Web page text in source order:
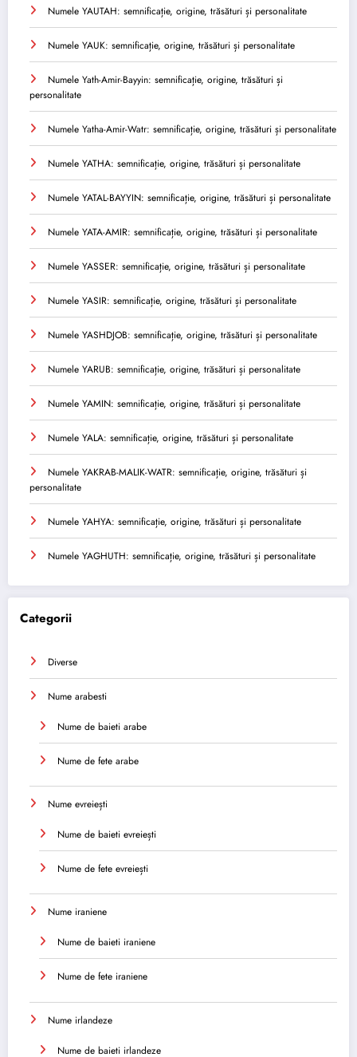
Numele YAUTAH: semnificație, origine, trăsături și personalitate
Numele YAUK: semnificație, origine, trăsături și personalitate
Numele Yath-Amir-Bayyin: semnificație, origine, trăsături și
personalitate
Numele Yatha-Amir-Watr: semnificație, origine, trăsături și personalitate
Numele YATHA: semnificație, origine, trăsături și personalitate
Numele YATAL-BAYYIN: semnificație, origine, trăsături și personalitate
Numele YATA-AMIR: semnificație, origine, trăsături și personalitate
Numele YASSER: semnificație, origine, trăsături și personalitate
Numele YASIR: semnificație, origine, trăsături și personalitate
Numele YASHDJOB: semnificație, origine, trăsături și personalitate
Numele YARUB: semnificație, origine, trăsături și personalitate
Numele YAMIN: semnificație, origine, trăsături și personalitate
Numele YALA: semnificație, origine, trăsături și personalitate
Numele YAKRAB-MALIK-WATR: semnificație, origine, trăsături și
personalitate
Numele YAHYA: semnificație, origine, trăsături și personalitate
Numele YAGHUTH: semnificație, origine, trăsături și personalitate
Categorii
Diverse
Nume arabesti
Nume de baieti arabe
Nume de fete arabe
Nume evreiești
Nume de baieti evreiești
Nume de fete evreiești
Nume iraniene
Nume de baieti iraniene
Nume de fete iraniene
Nume irlandeze
Nume de baieti irlandeze